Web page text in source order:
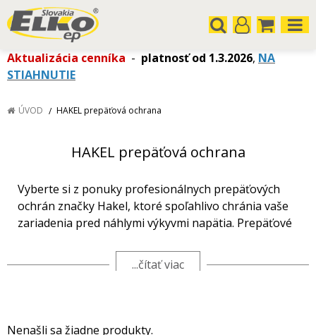
Aktualizácia cenníka - platnosť od 1.3.2026, NA
STIAHNUTIE
ÚVOD HAKEL prepäťová ochrana
HAKEL prepäťová ochrana
Vyberte si z ponuky profesionálnych prepäťových
ochrán značky Hakel, ktoré spoľahlivo chránia vaše
zariadenia pred náhlymi výkyvmi napätia. Prepäťové
elektroinštalácie v rodinných domoch, bytových
jednotkách aj firemných objektoch. Nájdete tu širokú
...čítať viac
Nenašli sa žiadne produkty.